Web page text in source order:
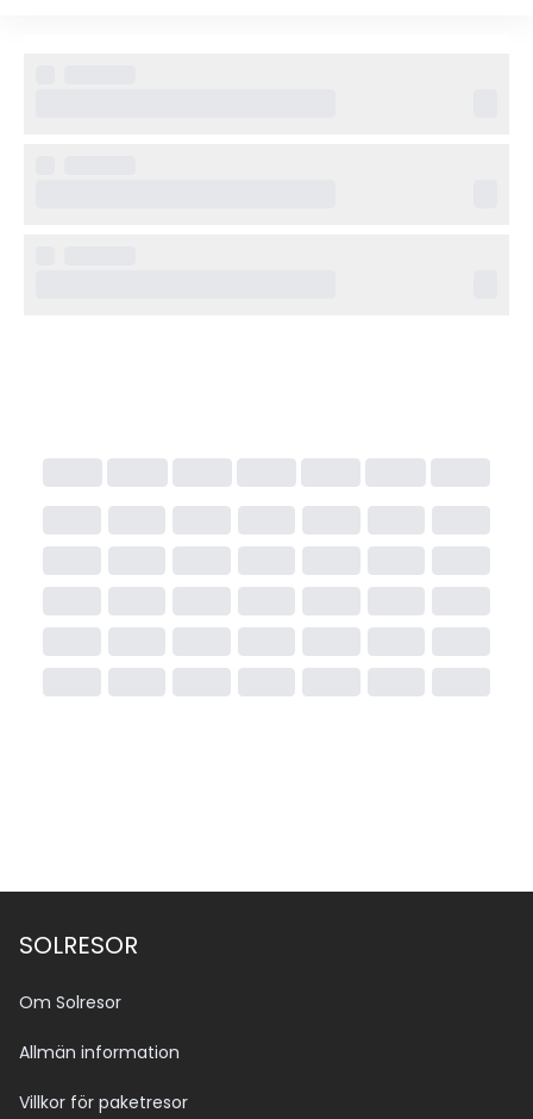
SOLRESOR
Om Solresor
Allmän information
Villkor för paketresor